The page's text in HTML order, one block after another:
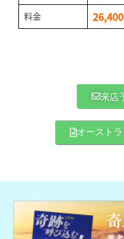
料金
来店
オースト